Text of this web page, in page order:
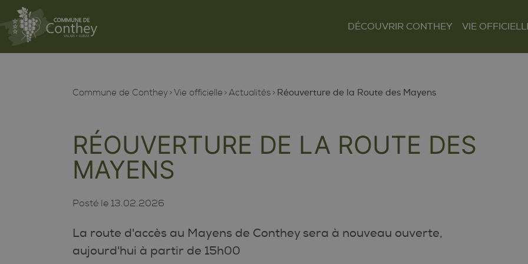
DÉCOUVRIR CONTHEY
Le mot du Président
Présentation et
Les villages
Sentiers et parcours
Sociétés locales
VIE
Autorités
Commune de Conthey Vie officielle Actualités Réouverture de la Route des Mayens
RÉOUVERTURE DE LA ROUTE DES
MAYENS
Posté le 13.02.2026
La route d'accès au Mayens de Conthey sera à nouveau ouverte,
aujourd'hui à partir de 15h00